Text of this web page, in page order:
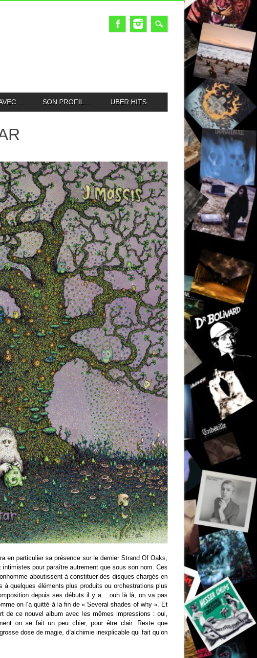
SON PROFIL… UBER HITS
en particulier sa présence sur le dernier Strand Of Oaks,
pour paraître autrement que sous son nom. Ces
aboutissent à constituer des disques chargés en
à quelques éléments plus produits ou orchestrations plus
depuis ses débuts il y a… ouh là là, on va pas
on l’a quitté à la fin de « Several shades of why ». Et
de ce nouvel album avec les mêmes impressions : oui,
on se fait un peu chier, pour être clair. Reste que
dose de magie, d’alchimie inexplicable qui fait qu’on